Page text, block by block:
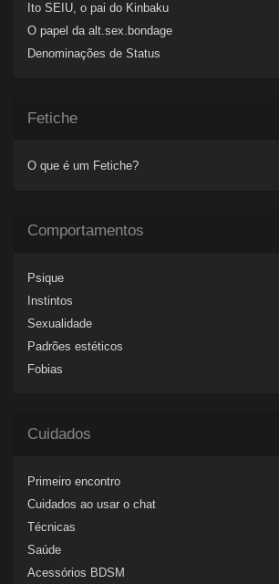
Ito SEIU, o pai do Kinbaku
O papel da alt.sex.bondage
Denominações de Status
Fetiche
O que é um Fetiche?
Comportamentos
Psique
Instintos
Sexualidade
Padrões estéticos
Fobias
Cuidados
Primeiro encontro
Cuidados ao usar o chat
Técnicas
Saúde
Acessórios BDSM